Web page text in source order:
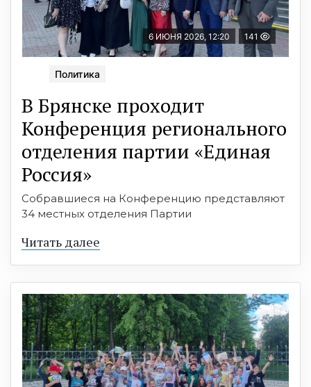
6 ИЮНЯ 2026, 12:20 141
Политика
В Брянске проходит
Конференция регионального
отделения партии «Единая
Россия»
Собравшиеся на Конференцию представляют
34 местных отделения Партии
Читать далее